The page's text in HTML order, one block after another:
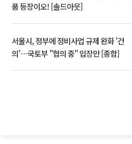
품 등장이오! [솔드아웃]
서울시, 정부에 정비사업 규제 완화 '건
의'⋯국토부 "협의 중" 입장만 [종합]